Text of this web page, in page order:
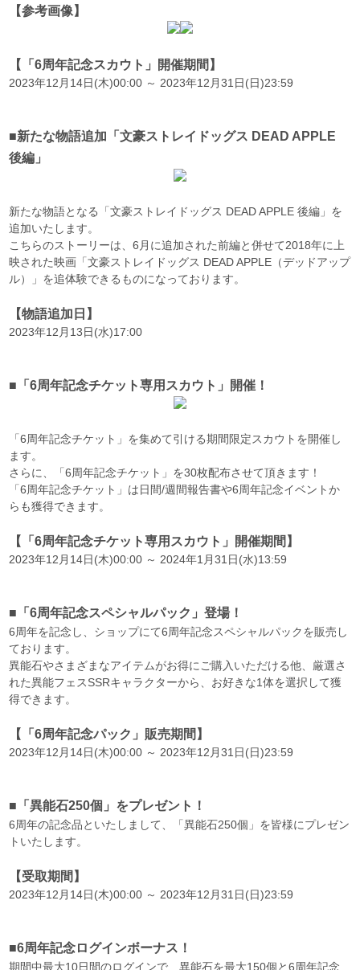
【参考画像】
【「6周年記念スカウト」開催期間】
2023年12月14日(木)00:00 ～ 2023年12月31日(日)23:59
■新たな物語追加「文豪ストレイドッグス DEAD APPLE
後編」
新たな物語となる「文豪ストレイドッグス DEAD APPLE 後編」を
追加いたします。
こちらのストーリーは、6月に追加された前編と併せて2018年に上
映された映画「文豪ストレイドッグス DEAD APPLE（デッドアップ
ル）」を追体験できるものになっております。
【物語追加日】
2023年12月13日(水)17:00
■「6周年記念チケット専用スカウト」開催！
「6周年記念チケット」を集めて引ける期間限定スカウトを開催し
ます。
さらに、「6周年記念チケット」を30枚配布させて頂きます！
「6周年記念チケット」は日間/週間報告書や6周年記念イベントか
らも獲得できます。
【「6周年記念チケット専用スカウト」開催期間】
2023年12月14日(木)00:00 ～ 2024年1月31日(水)13:59
■「6周年記念スペシャルパック」登場！
6周年を記念し、ショップにて6周年記念スペシャルパックを販売し
ております。
異能石やさまざまなアイテムがお得にご購入いただける他、厳選さ
れた異能フェスSSRキャラクターから、お好きな1体を選択して獲
得できます。
【「6周年記念パック」販売期間】
2023年12月14日(木)00:00 ～ 2023年12月31日(日)23:59
■「異能石250個」をプレゼント！
6周年の記念品といたしまして、「異能石250個」を皆様にプレゼン
トいたします。
【受取期間】
2023年12月14日(木)00:00 ～ 2023年12月31日(日)23:59
■6周年記念ログインボーナス！
期間中最大10日間のログインで、異能石を最大150個と6周年記念